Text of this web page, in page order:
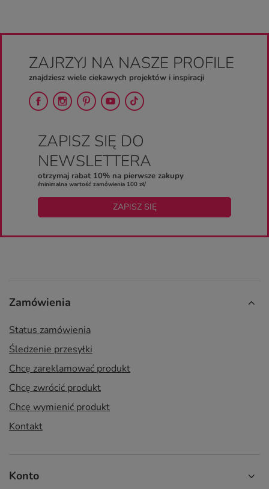
ZAJRZYJ NA NASZE PROFILE
znajdziesz wiele ciekawych projektów i inspiracji
ZAPISZ SIĘ DO
NEWSLETTERA
otrzymaj rabat 10% na pierwsze zakupy
/minimalna wartość zamówienia 100 zł/
ZAPISZ SIĘ
Zamówienia
Status zamówienia
Śledzenie przesyłki
Chcę zareklamować produkt
Chcę zwrócić produkt
Chcę wymienić produkt
Kontakt
Konto